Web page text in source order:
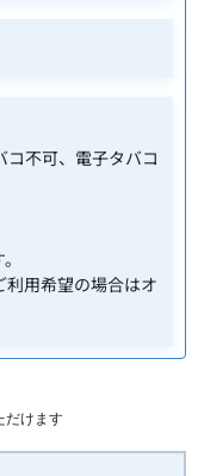
不可、電子タバコ
用希望の場合はオ
だけます